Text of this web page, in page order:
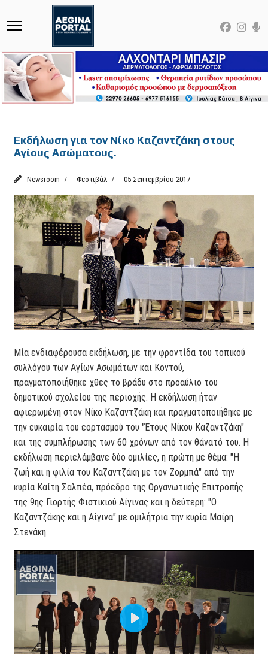
Εκδήλωση για τον Νίκο Καζαντζάκη στους
Αγίους Ασώματους.
Newsroom Φεστιβάλ 05 Σεπτεμβρίου 2017
Μία ενδιαφέρουσα εκδήλωση, με την φροντίδα του τοπικού
συλλόγου των Αγίων Ασωμάτων και Κοντού,
πραγματοποιήθηκε χθες το βράδυ στο προαύλιο του
δημοτικού σχολείου της περιοχής. Η εκδήλωση ήταν
αφιερωμένη στον Νίκο Καζαντζάκη και πραγματοποιήθηκε με
την ευκαιρία του εορτασμού του "Έτους Νίκου Καζαντζάκη"
και της συμπλήρωσης των 60 χρόνων από τον θάνατό του. Η
εκδήλωση περιελάμβανε δύο ομιλίες, η πρώτη με θέμα: "Η
ζωή και η φιλία του Καζαντζάκη με τον Ζορμπά" από την
κυρία Καίτη Σαλπέα, πρόεδρο της Οργανωτικής Επιτροπής
της 9ης Γιορτής Φιστικιού Αίγινας και η δεύτερη: "Ο
Καζαντζάκης και η Αίγινα" με ομιλήτρια την κυρία Μαίρη
Στενάκη.